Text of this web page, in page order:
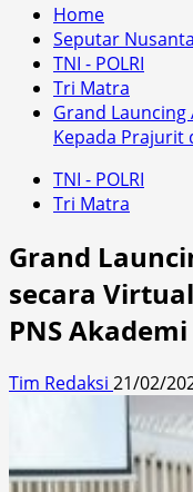
Home
Seputar
TNI - POLRI
Tri Matra
Grand Launcing
Kepada Prajurit
TNI - POLRI
Tri Matra
Grand
secara
PNS
Tim Redaksi 21/02/